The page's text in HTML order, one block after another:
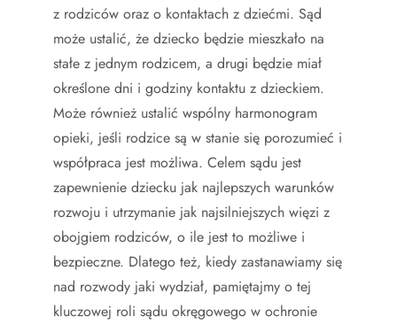
z rodziców oraz o kontaktach z dziećmi. Sąd
może ustalić, że dziecko będzie mieszkało na
stałe z jednym rodzicem, a drugi będzie miał
określone dni i godziny kontaktu z dzieckiem.
Może również ustalić wspólny harmonogram
opieki, jeśli rodzice są w stanie się porozumieć i
współpraca jest możliwa. Celem sądu jest
zapewnienie dziecku jak najlepszych warunków
rozwoju i utrzymanie jak najsilniejszych więzi z
obojgiem rodziców, o ile jest to możliwe i
bezpieczne. Dlatego też, kiedy zastanawiamy się
nad rozwody jaki wydział, pamiętajmy o tej
kluczowej roli sądu okręgowego w ochronie